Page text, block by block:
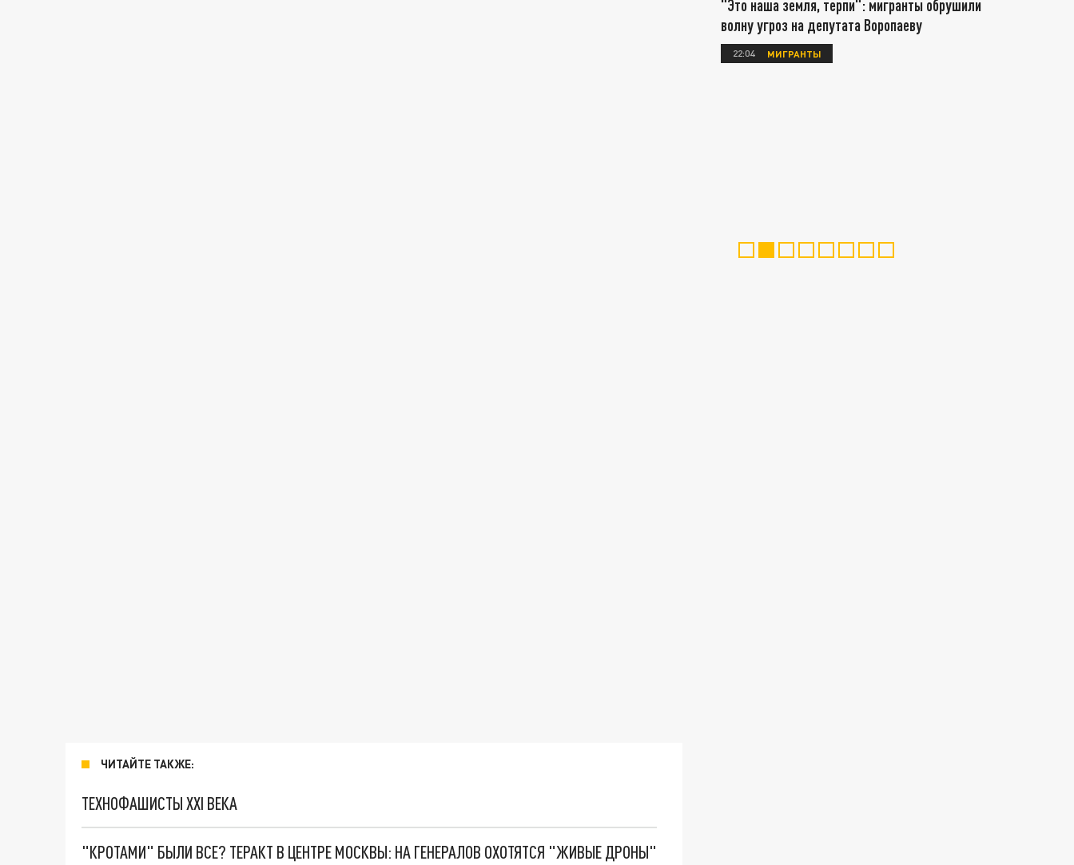
ЧИТАЙТЕ ТАКЖЕ:
ТЕХНОФАШИСТЫ XXI ВЕКА
"КРОТАМИ" БЫЛИ ВСЕ? ТЕРАКТ В ЦЕНТРЕ МОСКВЫ: НА ГЕНЕРАЛОВ ОХОТЯТСЯ "ЖИВЫЕ ДРОНЫ"
"Это наша земля, терпи": мигранты обрушили
волну угроз на депутата Воропаеву
22:04 МИГРАНТЫ